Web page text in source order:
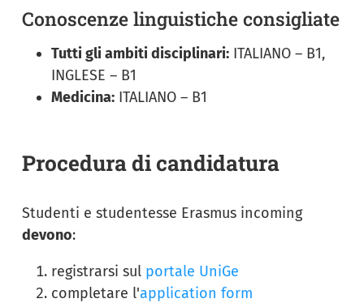
Conoscenze linguistiche consigliate
Tutti gli ambiti disciplinari: ITALIANO – B1,
INGLESE – B1
Medicina: ITALIANO – B1
Procedura di candidatura
Studenti e studentesse Erasmus incoming
devono:
registrarsi sul portale UniGe
completare l'application form